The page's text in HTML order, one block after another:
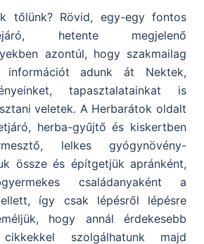
tőlünk? Rövid, egy-egy fontos
hetente megjelenő
azontúl, hogy szakmailag
információt adunk át Nektek,
tapasztalatainkat is
veletek. A Herbarátok oldalt
herba-gyűjtő és kiskertben
lelkes gyógynövény-
össze és építgetjük apránként,
családanyaként a
így csak lépésről lépésre
hogy annál érdekesebb
cikkekkel szolgálhatunk majd